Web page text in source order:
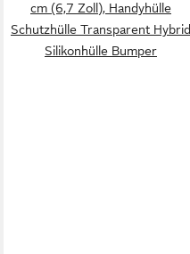
cm (6,7 Zoll), Handyhülle
Schutzhülle Transparent Hybrid
Silikonhülle Bumper